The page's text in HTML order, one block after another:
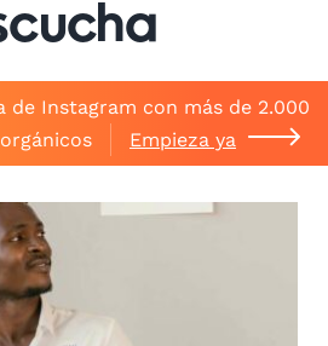
de Instagram con más de 2.000
Empieza ya